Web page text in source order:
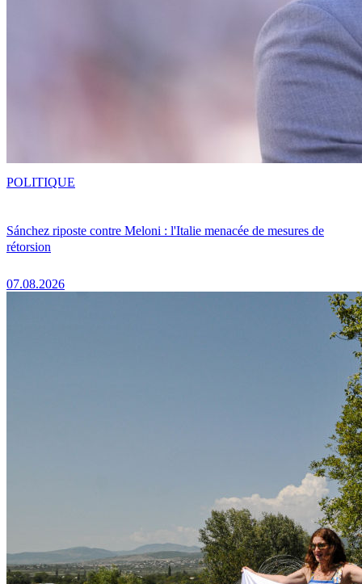
Sánchez riposte contre Meloni : l'Italie menacée de mesures de
rétorsion
07.08.2026
POLITIQUE